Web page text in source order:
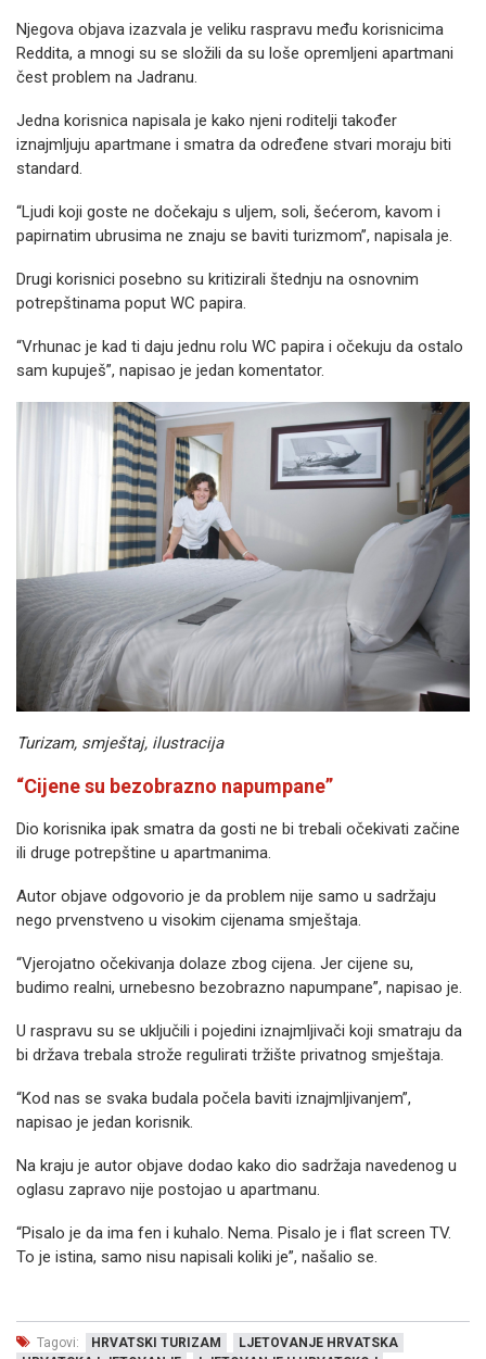
Njegova objava izazvala je veliku raspravu među korisnicima
Reddita, a mnogi su se složili da su loše opremljeni apartmani
čest problem na Jadranu.
Jedna korisnica napisala je kako njeni roditelji također
iznajmljuju apartmane i smatra da određene stvari moraju biti
standard.
“Ljudi koji goste ne dočekaju s uljem, soli, šećerom, kavom i
papirnatim ubrusima ne znaju se baviti turizmom”, napisala je.
Drugi korisnici posebno su kritizirali štednju na osnovnim
potrepštinama poput WC papira.
“Vrhunac je kad ti daju jednu rolu WC papira i očekuju da ostalo
sam kupuješ”, napisao je jedan komentator.
Turizam, smještaj, ilustracija
“Cijene su bezobrazno napumpane”
Dio korisnika ipak smatra da gosti ne bi trebali očekivati začine
ili druge potrepštine u apartmanima.
Autor objave odgovorio je da problem nije samo u sadržaju
nego prvenstveno u visokim cijenama smještaja.
“Vjerojatno očekivanja dolaze zbog cijena. Jer cijene su,
budimo realni, urnebesno bezobrazno napumpane”, napisao je.
U raspravu su se uključili i pojedini iznajmljivači koji smatraju da
bi država trebala strože regulirati tržište privatnog smještaja.
“Kod nas se svaka budala počela baviti iznajmljivanjem”,
napisao je jedan korisnik.
Na kraju je autor objave dodao kako dio sadržaja navedenog u
oglasu zapravo nije postojao u apartmanu.
“Pisalo je da ima fen i kuhalo. Nema. Pisalo je i flat screen TV.
To je istina, samo nisu napisali koliki je”, našalio se.
Tagovi: HRVATSKI TURIZAM
LJETOVANJE HRVATSKA